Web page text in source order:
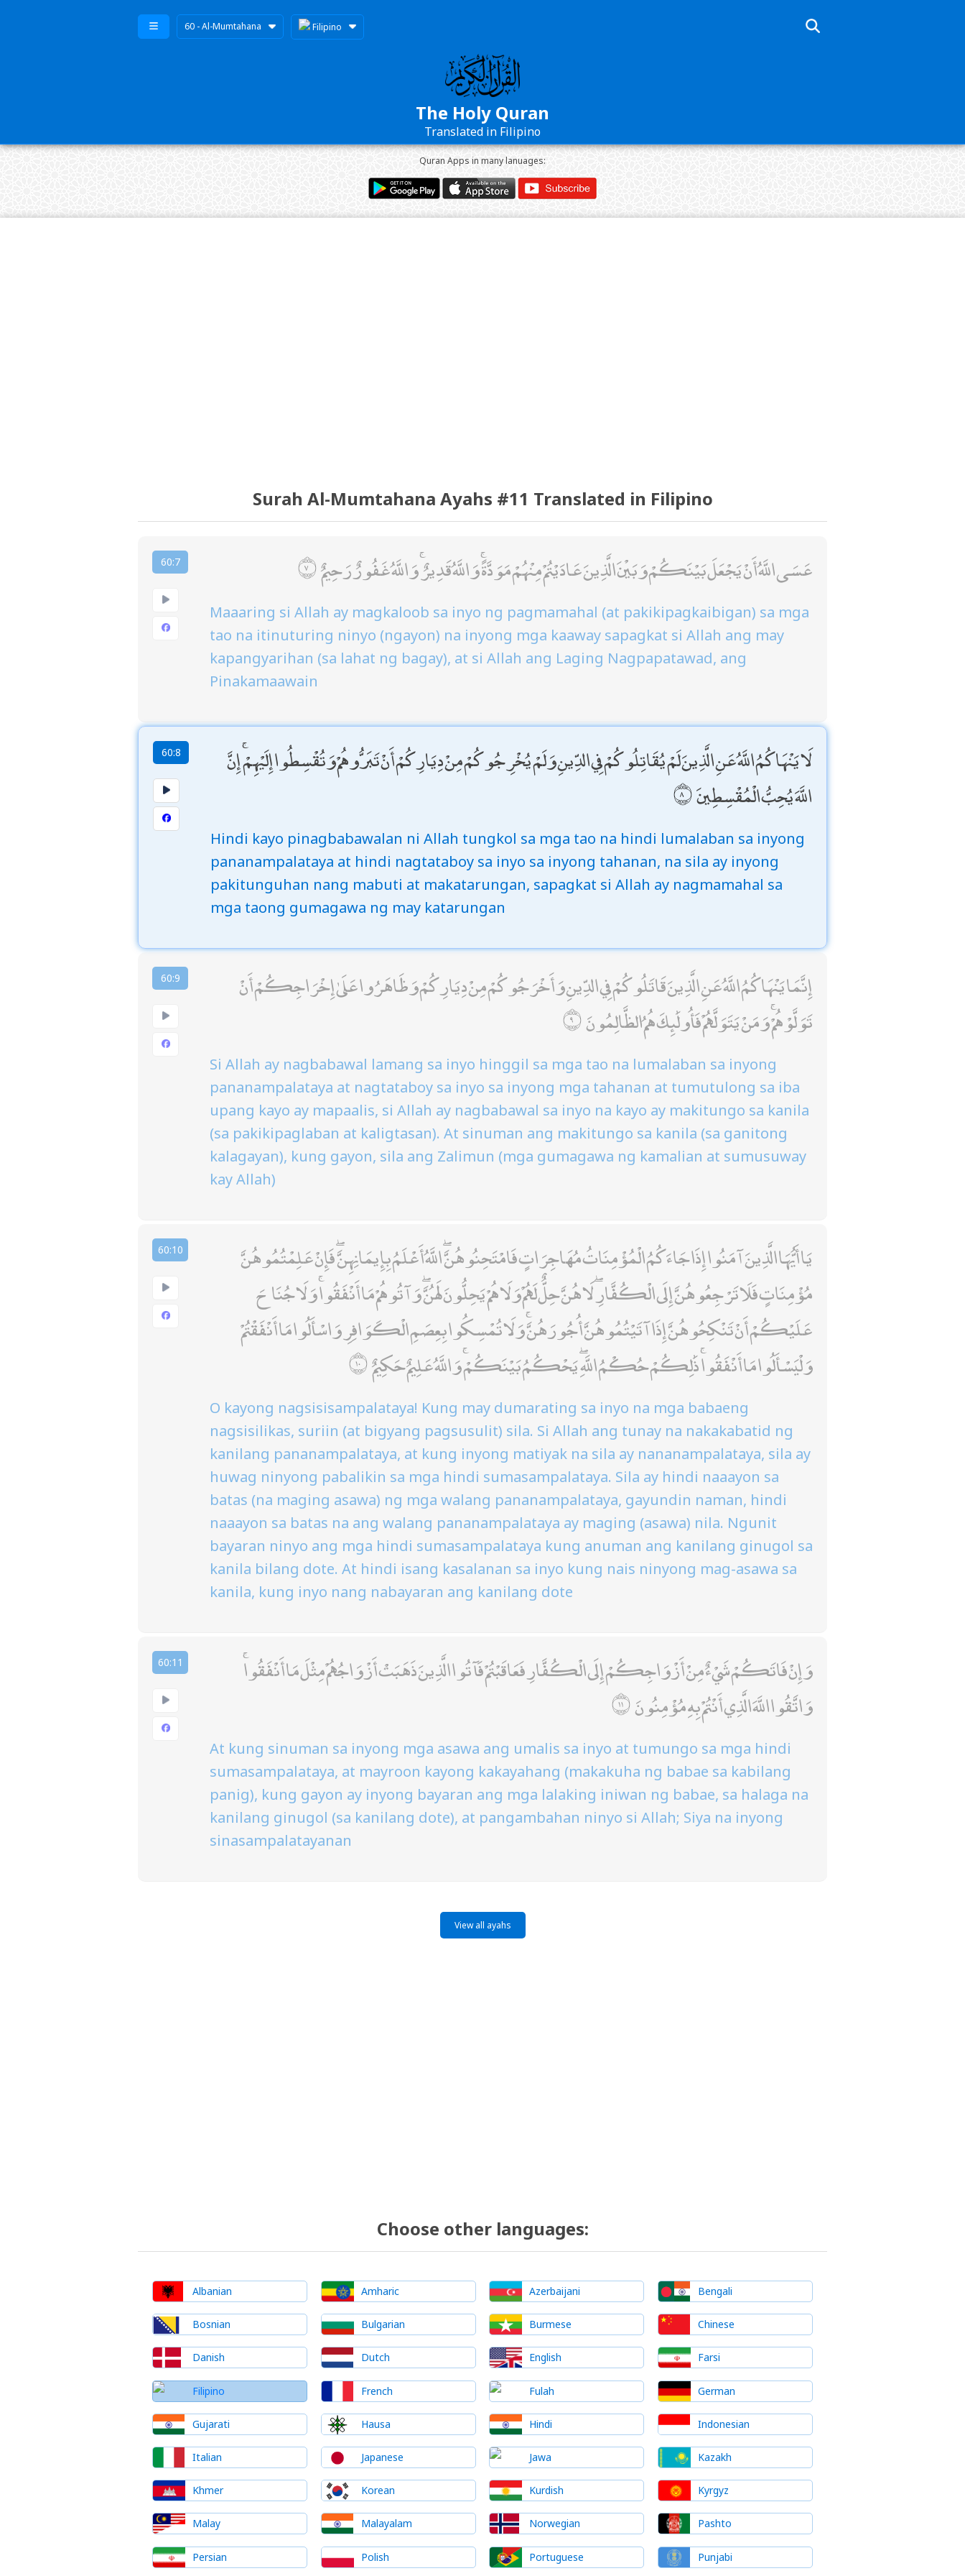
60 - Al-Mumtahana Filipino
The Holy Quran
Translated in Filipino
Quran Apps in many lanuages:
Surah Al-Mumtahana Ayahs #11 Translated in Filipino
60:7 عَسَى اللَّهُ أَنْ يَجْعَلَ بَيْنَكُمْ وَبَيْنَ الَّذِينَ عَادَيْتُمْ مِنْهُمْ مَوَدَّةً ۚ وَاللَّهُ قَدِيرٌ ۚ وَاللَّهُ غَفُورٌ رَحِيمٌ
Maaaring si Allah ay magkaloob sa inyo ng pagmamahal (at pakikipagkaibigan) sa mga
tao na itinuturing ninyo (ngayon) na inyong mga kaaway sapagkat si Allah ang may
kapangyarihan (sa lahat ng bagay), at si Allah ang Laging Nagpapatawad, ang
Pinakamaawain
60:8
لَا يَنْهَاكُمُ اللَّهُ عَنِ الَّذِينَ لَمْ يُقَاتِلُوكُمْ فِي الدِّينِ وَلَمْ يُخْرِجُوكُمْ مِنْ دِيَارِكُمْ أَنْ تَبَرُّوهُمْ وَتُقْسِطُوا إِلَيْهِمْ ۚ إِنَّ
اللَّهَ يُحِبُّ الْمُقْسِطِينَ
Hindi kayo pinagbabawalan ni Allah tungkol sa mga tao na hindi lumalaban sa inyong
pananampalataya at hindi nagtataboy sa inyo sa inyong tahanan, na sila ay inyong
pakitunguhan nang mabuti at makatarungan, sapagkat si Allah ay nagmamahal sa
mga taong gumagawa ng may katarungan
60:9
إِنَّمَا يَنْهَاكُمُ اللَّهُ عَنِ الَّذِينَ قَاتَلُوكُمْ فِي الدِّينِ وَأَخْرَجُوكُمْ مِنْ دِيَارِكُمْ وَظَاهَرُوا عَلَىٰ إِخْرَاجِكُمْ أَنْ
تَوَلَّوْهُمْ ۚ وَمَنْ يَتَوَلَّهُمْ فَأُولَٰئِكَ هُمُ الظَّالِمُونَ
Si Allah ay nagbabawal lamang sa inyo hinggil sa mga tao na lumalaban sa inyong
pananampalataya at nagtataboy sa inyo sa inyong mga tahanan at tumutulong sa iba
upang kayo ay mapaalis, si Allah ay nagbabawal sa inyo na kayo ay makitungo sa kanila
(sa pakikipaglaban at kaligtasan). At sinuman ang makitungo sa kanila (sa ganitong
kalagayan), kung gayon, sila ang Zalimun (mga gumagawa ng kamalian at sumusuway
kay Allah)
60:10
يَا أَيُّهَا الَّذِينَ آمَنُوا إِذَا جَاءَكُمُ الْمُؤْمِنَاتُ مُهَاجِرَاتٍ فَامْتَحِنُوهُنَّ ۖ اللَّهُ أَعْلَمُ بِإِيمَانِهِنَّ ۖ فَإِنْ عَلِمْتُمُوهُنَّ
مُؤْمِنَاتٍ فَلَا تَرْجِعُوهُنَّ إِلَى الْكُفَّارِ ۖ لَا هُنَّ حِلٌّ لَهُمْ وَلَا هُمْ يَحِلُّونَ لَهُنَّ ۖ وَآتُوهُمْ مَا أَنْفَقُوا ۚ وَلَا جُنَاحَ
عَلَيْكُمْ أَنْ تَنْكِحُوهُنَّ إِذَا آتَيْتُمُوهُنَّ أُجُورَهُنَّ ۚ وَلَا تُمْسِكُوا بِعِصَمِ الْكَوَافِرِ وَاسْأَلُوا مَا أَنْفَقْتُمْ
وَلْيَسْأَلُوا مَا أَنْفَقُوا ۚ ذَٰلِكُمْ حُكْمُ اللَّهِ ۖ يَحْكُمُ بَيْنَكُمْ ۚ وَاللَّهُ عَلِيمٌ حَكِيمٌ
O kayong nagsisisampalataya! Kung may dumarating sa inyo na mga babaeng
nagsisilikas, suriin (at bigyang pagsusulit) sila. Si Allah ang tunay na nakakabatid ng
kanilang pananampalataya, at kung inyong matiyak na sila ay nananampalataya, sila ay
huwag ninyong pabalikin sa mga hindi sumasampalataya. Sila ay hindi naaayon sa
batas (na maging asawa) ng mga walang pananampalataya, gayundin naman, hindi
naaayon sa batas na ang walang pananampalataya ay maging (asawa) nila. Ngunit
bayaran ninyo ang mga hindi sumasampalataya kung anuman ang kanilang ginugol sa
kanila bilang dote. At hindi isang kasalanan sa inyo kung nais ninyong mag-asawa sa
kanila, kung inyo nang nabayaran ang kanilang dote
60:11
وَإِنْ فَاتَكُمْ شَيْءٌ مِنْ أَزْوَاجِكُمْ إِلَى الْكُفَّارِ فَعَاقَبْتُمْ فَآتُوا الَّذِينَ ذَهَبَتْ أَزْوَاجُهُمْ مِثْلَ مَا أَنْفَقُوا ۚ
وَاتَّقُوا اللَّهَ الَّذِي أَنْتُمْ بِهِ مُؤْمِنُونَ
At kung sinuman sa inyong mga asawa ang umalis sa inyo at tumungo sa mga hindi
sumasampalataya, at mayroon kayong kakayahang (makakuha ng babae sa kabilang
panig), kung gayon ay inyong bayaran ang mga lalaking iniwan ng babae, sa halaga na
kanilang ginugol (sa kanilang dote), at pangambahan ninyo si Allah; Siya na inyong
sinasampalatayanan
View all ayahs
Choose other languages:
Albanian Amharic Azerbaijani Bengali
Bosnian Bulgarian Burmese Chinese
Danish Dutch English Farsi
Filipino French Fulah German
Gujarati Hausa Hindi Indonesian
Italian Japanese Jawa Kazakh
Khmer Korean Kurdish Kyrgyz
Malay Malayalam Norwegian Pashto
Persian Polish Portuguese Punjabi